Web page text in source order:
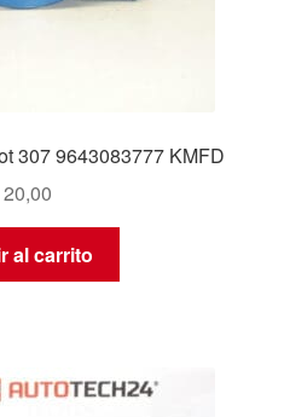
307 9643083777 KMFD
al carrito